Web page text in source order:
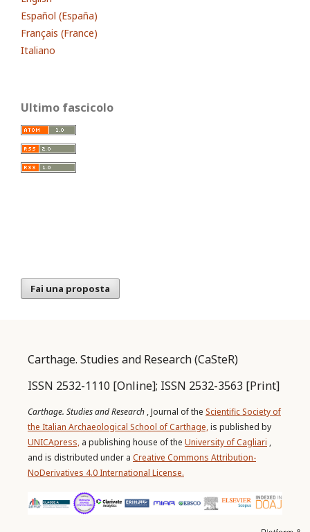
Español (España)
Français (France)
Italiano
Ultimo fascicolo
Fai una proposta
Carthage. Studies and Research (CaSteR)
ISSN 2532-1110 [Online]; ISSN 2532-3563 [Print]
Carthage. Studies and Research , Journal of the Scientific Society of
the Italian Archaeological School of Carthage,is published by
UNICApress, a publishing house of the University of Cagliari ,
and is distributed under a Creative Commons Attribution-
NoDerivatives 4.0 International License.